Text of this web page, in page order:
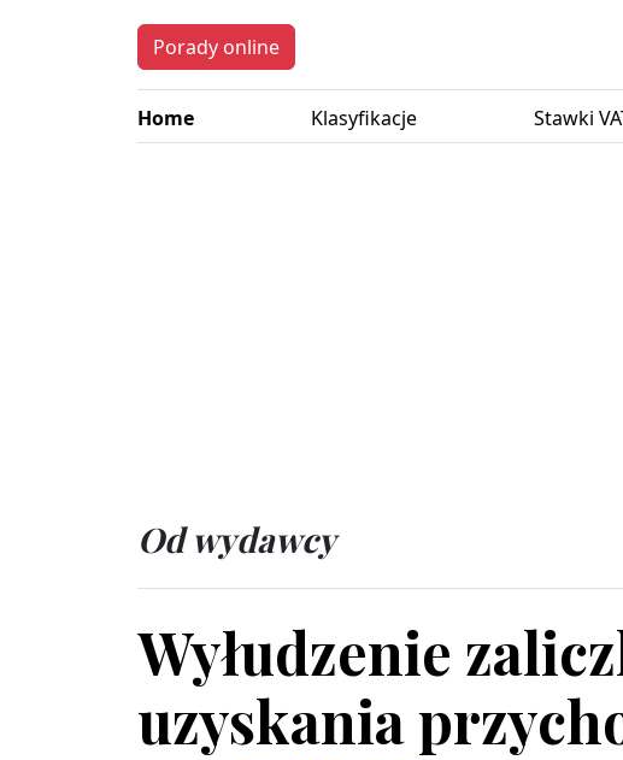
Porady online
Home Klasyfikacje Stawki
Od wydawcy
Wyłudzenie
uzyskania